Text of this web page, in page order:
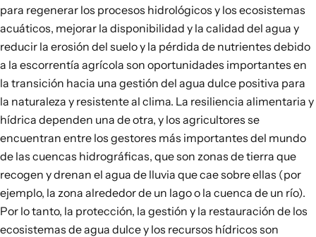
para regenerar los procesos hidrológicos y los ecosistemas
acuáticos, mejorar la disponibilidad y la calidad del agua y
reducir la erosión del suelo y la pérdida de nutrientes debido
a la escorrentía agrícola son oportunidades importantes en
la transición hacia una gestión del agua dulce positiva para
la naturaleza y resistente al clima. La resiliencia alimentaria y
hídrica dependen una de otra, y los agricultores se
encuentran entre los gestores más importantes del mundo
de las cuencas hidrográficas, que son zonas de tierra que
recogen y drenan el agua de lluvia que cae sobre ellas (por
ejemplo, la zona alrededor de un lago o la cuenca de un río).
Por lo tanto, la protección, la gestión y la restauración de los
ecosistemas de agua dulce y los recursos hídricos son